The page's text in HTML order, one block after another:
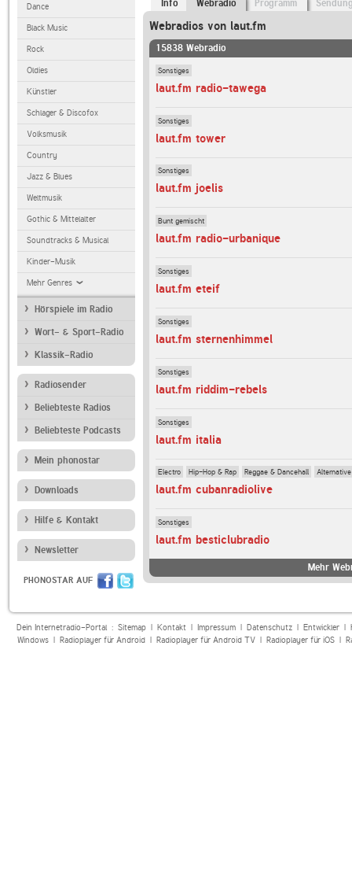
Dance
Black Music
Rock
Oldies
Künstler
Schlager & Discofox
Volksmusik
Country
Jazz & Blues
Weltmusik
Gothic & Mittelalter
Soundtracks & Musical
Kinder-Musik
Mehr Genres
Hörspiele im Radio
Wort- & Sport-Radio
Klassik-Radio
Radiosender
Beliebteste Radios
Beliebteste Podcasts
Mein phonostar
Downloads
Hilfe & Kontakt
Newsletter
PHONOSTAR AUF
Info Webradio Programm
Webradios von laut.fm
15838 Webradio
Sonstiges
laut.fm radio-tawega
Sonstiges
laut.fm tower
Sonstiges
laut.fm joelis
Bunt gemischt
laut.fm radio-urbanique
Sonstiges
laut.fm eteif
Sonstiges
laut.fm sternenhimmel
Sonstiges
laut.fm riddim-rebels
Sonstiges
laut.fm italia
Electro Hip-Hop & Rap Reggae & Dancehall
laut.fm cubanradiolive
Sonstiges
laut.fm besticlubradio
Mehr
Dein Internetradio-Portal : Sitemap| Kontakt| Impressum| Datenschutz| Entwickler|
Windows| Radioplayer für Android| Radioplayer für Android TV| Radioplayer für iOS|